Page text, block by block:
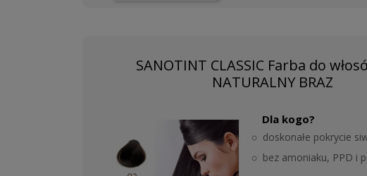
SANOTINT CLASSIC Farba do
NATURALNY BRAZ
Dla kogo?
doskonałe pokrycie
bez amoniaku, PPD i